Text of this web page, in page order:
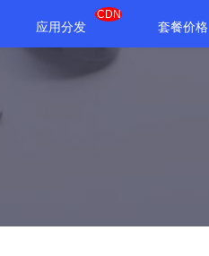
应用分发
CDN
套餐价格